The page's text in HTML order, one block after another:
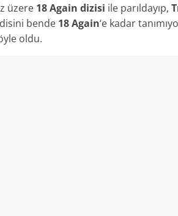
üzere 18 Again dizisi ile parıldayıp,
bende 18 Again‘e kadar
oldu.